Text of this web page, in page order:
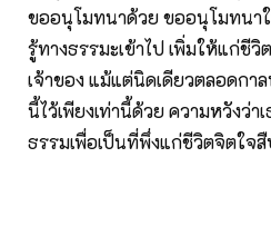
ขออนุโมทนาด้วย ขออนุโมทนาใ
รู้ทางธรรมะเข้าไป เพิ่มให้แก่ชี
เจ้าของ แม้แต่นิดเดียวตลอดก
นี้ไว้เพียงเท่านี้ด้วย ความหวังว่
ธรรมเพื่อเป็นที่พึ่งแก่ชีวิตจิตใจ